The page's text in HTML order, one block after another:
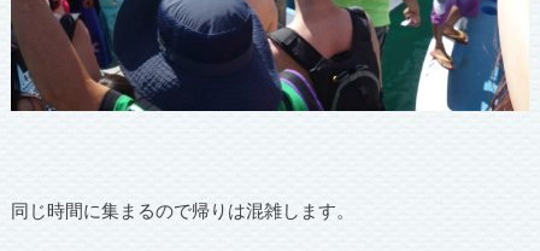
同じ時間に集まるので帰りは混雑します。